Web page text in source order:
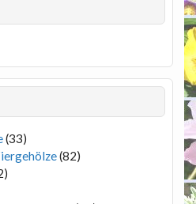
(33)
(82)